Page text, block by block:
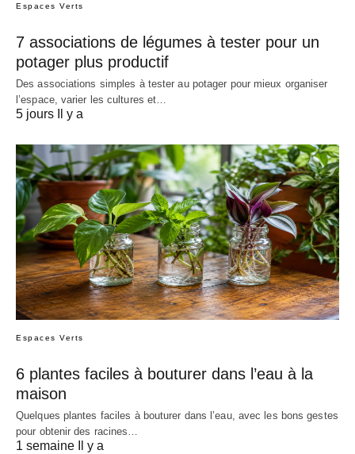
Espaces Verts
7 associations de légumes à tester pour un
potager plus productif
Des associations simples à tester au potager pour mieux organiser
l’espace, varier les cultures et…
5 jours Il y a
Espaces Verts
6 plantes faciles à bouturer dans l’eau à la
maison
Quelques plantes faciles à bouturer dans l’eau, avec les bons gestes
pour obtenir des racines…
1 semaine Il y a